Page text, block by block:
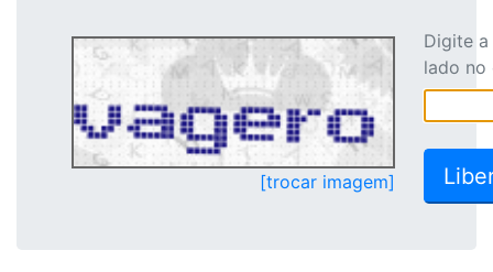
[trocar imagem]
Digite
lado no